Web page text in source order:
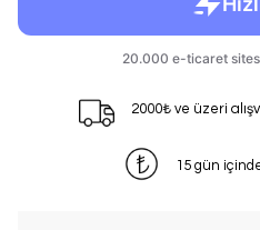
2000₺ ve üzeri
15 gün